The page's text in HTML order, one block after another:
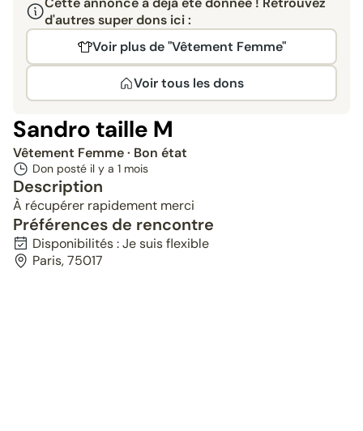
d'autres super dons ici :
Voir plus de "Vêtement Femme"
Voir tous les dons
Sandro taille M
Vêtement Femme· Bon état
Don posté il y a 1 mois
Description
À récupérer rapidement merci
Préférences de rencontre
Disponibilités : Je suis flexible
Paris, 75017